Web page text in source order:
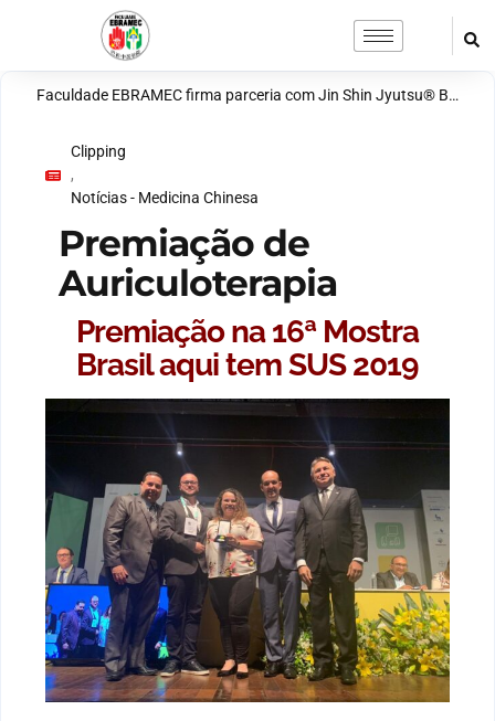
Faculdade EBRAMEC firma parceria com Jin Shin Jyutsu® Brasil para ampliar ensino em terapias integrativas
Clipping
,
Notícias - Medicina Chinesa
Premiação de
Auriculoterapia
Premiação na 16ª Mostra
Brasil aqui tem SUS 2019